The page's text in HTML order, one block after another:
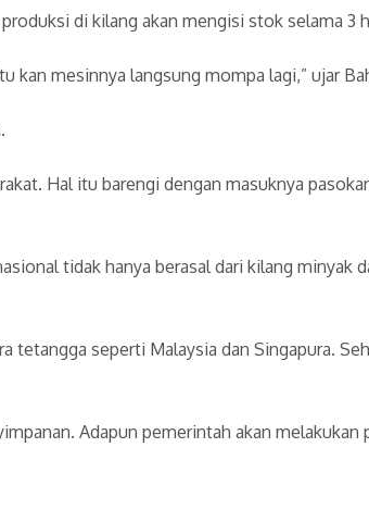
di kilang akan mengisi stok selama 3
kan mesinnya langsung mompa lagi,” ujar
Hal itu barengi dengan masuknya
tidak hanya berasal dari kilang minyak
tetangga seperti Malaysia dan Singapura.
Adapun pemerintah akan